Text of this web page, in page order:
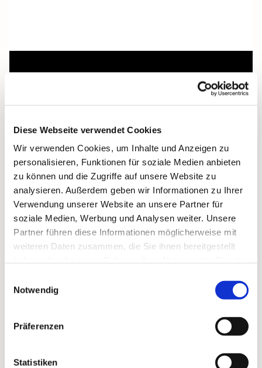
Diese Webseite verwendet Cookies
Wir verwenden Cookies, um Inhalte und Anzeigen zu
personalisieren, Funktionen für soziale Medien anbieten
zu können und die Zugriffe auf unsere Website zu
analysieren. Außerdem geben wir Informationen zu Ihrer
Verwendung unserer Website an unsere Partner für
soziale Medien, Werbung und Analysen weiter. Unsere
Partner führen diese Informationen möglicherweise mit
weiteren Daten zusammen, die Sie ihnen bereitgestellt
Notwendig
Präferenzen
Statistiken
Dies könnte Sie auch
interessieren